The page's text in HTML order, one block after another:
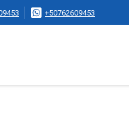
+50762609453